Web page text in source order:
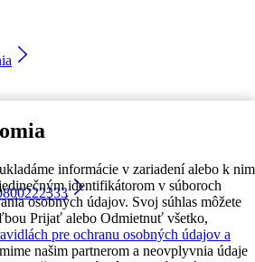
informácie v zariadení alebo k nim
identifikátorom v súboroch
osobných údajov. Svoj súhlas môžete
Prijať alebo Odmietnuť všetko,
pre ochranu osobných údajov a
našim partnerom a neovplyvnia údaje